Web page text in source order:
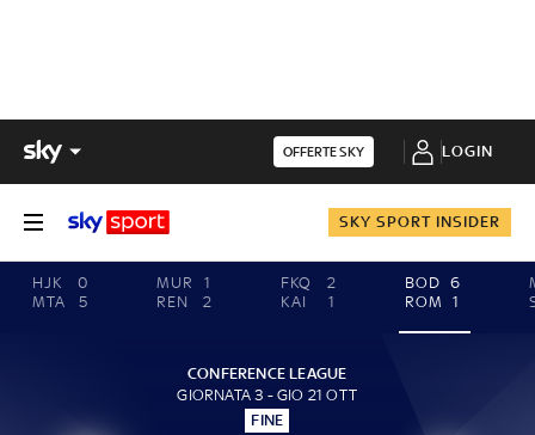
OFFERTE SKY LOGIN
SKY SPORT INSIDER
HJK
0
MTA
5
MUR
1
REN
2
FKQ
2
KAI
1
BOD
6
ROM
1
CONFERENCE LEAGUE
GIORNATA 3 - GIO 21 OTT
FINE